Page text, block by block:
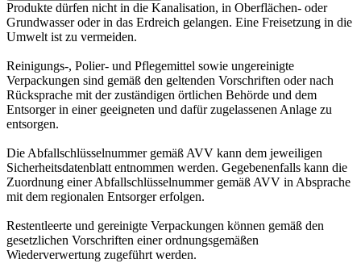
Produkte dürfen nicht in die Kanalisation, in Oberflächen- oder
Grundwasser oder in das Erdreich gelangen. Eine Freisetzung in die
Umwelt ist zu vermeiden.
Reinigungs-, Polier- und Pflegemittel sowie ungereinigte
Verpackungen sind gemäß den geltenden Vorschriften oder nach
Rücksprache mit der zuständigen örtlichen Behörde und dem
Entsorger in einer geeigneten und dafür zugelassenen Anlage zu
entsorgen.
Die Abfallschlüsselnummer gemäß AVV kann dem jeweiligen
Sicherheitsdatenblatt entnommen werden. Gegebenenfalls kann die
Zuordnung einer Abfallschlüsselnummer gemäß AVV in Absprache
mit dem regionalen Entsorger erfolgen.
Restentleerte und gereinigte Verpackungen können gemäß den
gesetzlichen Vorschriften einer ordnungsgemäßen
Wiederverwertung zugeführt werden.